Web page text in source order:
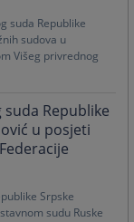
suda Republike
sudova u
Višeg privrednog
Republike
u posjeti
Srpske
sudu Ruske